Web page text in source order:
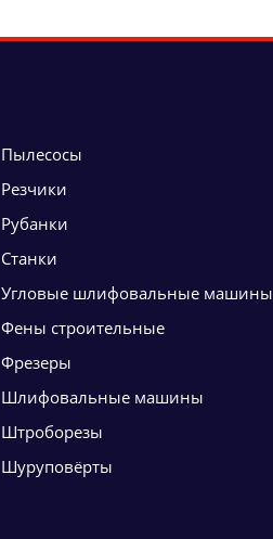
Пылесосы
Резчики
Рубанки
Станки
Угловые шлифовальные машины
Фены строительные
Фрезеры
Шлифовальные машины
Штроборезы
Шуруповёрты